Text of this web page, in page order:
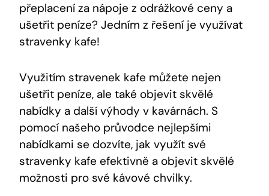
přeplacení za nápoje z odrážkové ceny a
ušetřit peníze? Jedním z řešení je využívat
stravenky kafe!
Využitím stravenek kafe můžete nejen
ušetřit peníze, ale také objevit skvělé
nabídky a další výhody v kavárnách. S
pomocí našeho průvodce nejlepšími
nabídkami se dozvíte, jak využít své
stravenky kafe efektivně a objevit skvělé
možnosti pro své kávové chvilky.